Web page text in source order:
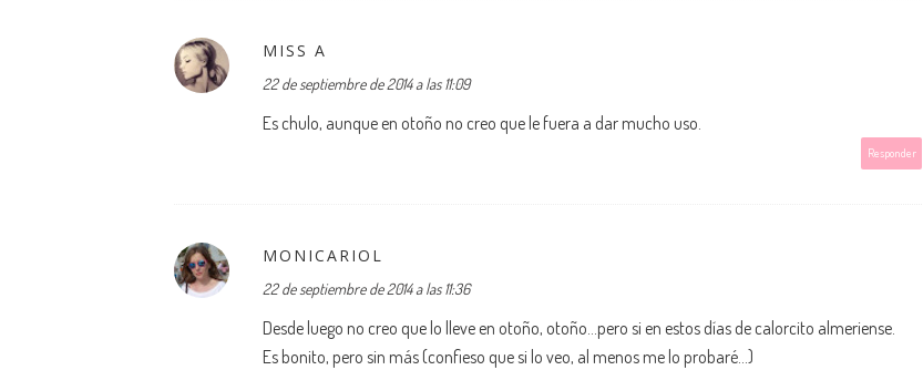
MISS A
22 de septiembre de 2014 a las 11:09
Es chulo, aunque en otoño no creo que le fuera a dar mucho uso.
Responder
MONICARIOL
22 de septiembre de 2014 a las 11:36
Desde luego no creo que lo lleve en otoño, otoño...pero si en estos días de calorcito almeriense.
Es bonito, pero sin más (confieso que si lo veo, al menos me lo probaré...)